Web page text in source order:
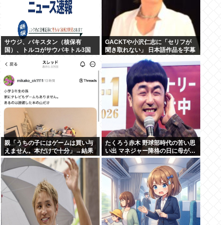
サウジ、パキスタン（核保有
国）、トルコがサウパキトル3国
GACKTや小沢仁志に「セリフが
聞き取れない」 日本語作品を字幕
で見る人が増えている背景
親「うちの子にはゲームは買い与
えません。本だけで十分」→結果
たくろう赤木 野球部時代の苦い思
い出 マネジャー降格の日に母が…
「何も言えなくて」